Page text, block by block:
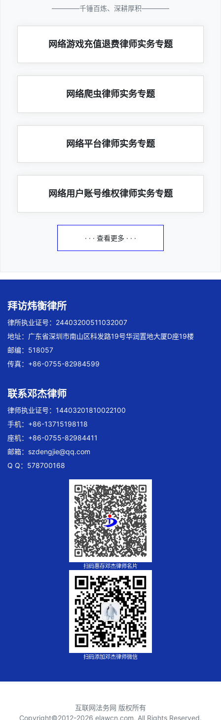
————千锤百炼、深耕厚积————
网络游戏充值退费律师实务专题
网络爬虫律师实务专题
网络平台律师实务专题
网络用户账号维权律师实务专题
· · · 查看更多 · · ·
拜访炜衡律所
律所执业证号：24403200511032007
地址：广东省深圳市南山区科发路19号华润置地大厦D座19楼
邮编：518057
传真：+86-0755-82984599
联系邓杰律师
律师执业证号：14403201810022100
手机：+86-13715198118
座机：+86-0755-82984411
邮箱： szdengjie@qq.com
Q Q：578700168
扫码惠存邓杰律师名片
扫码添加邓杰律师微信
互联网法务网 版权所有
Copyright©2012-2026 elawcn.com, All Rights Reserved.